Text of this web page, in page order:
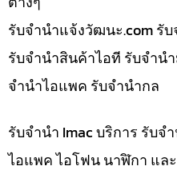
รับจํานําแจ้งวัฒนะ.com รั
รับจำนำสินค้าไอที รับจำน
จำนำไอแพค รับจำนำกล
รับจำนำ Imac บริการ รับ
ไอแพค ไอโฟน นาฬิกา แล